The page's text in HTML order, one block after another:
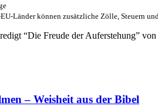
Länder können zusätzliche Zölle, Steuern
“Die Freude der Auferstehung”
– Weisheit aus der Bibel